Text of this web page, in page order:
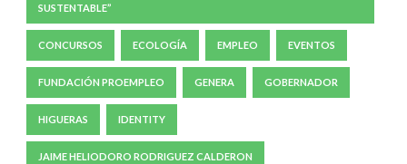
SUSTENTABLE”
CONCURSOS ECOLOGÍA EMPLEO EVENTOS
FUNDACIÓN PROEMPLEO GENERA GOBERNADOR
HIGUERAS IDENTITY
JAIME HELIODORO RODRIGUEZ CALDERON